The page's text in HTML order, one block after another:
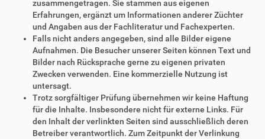
zusammengetragen. Sie stammen aus eigenen
Erfahrungen, ergänzt um Informationen anderer Züchter
und Angaben aus der Fachliteratur und Fachexperten.
Falls nicht anders angegeben, sind alle Bilder eigene
Aufnahmen. Die Besucher unserer Seiten können Text und
Bilder nach Rücksprache gerne zu eigenen privaten
Zwecken verwenden. Eine kommerzielle Nutzung ist
untersagt.
Trotz sorgfältiger Prüfung übernehmen wir keine Haftung
für die Inhalte. Insbesondere nicht für externe Links. Für
den Inhalt der verlinkten Seiten sind ausschließlich deren
Betreiber verantwortlich. Zum Zeitpunkt der Verlinkung